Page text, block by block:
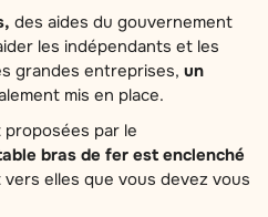
des aides du gouvernement
les indépendants et les
grandes entreprises, un
mis en place.
proposées par le
bras de fer est enclenché
vers elles que vous devez vous